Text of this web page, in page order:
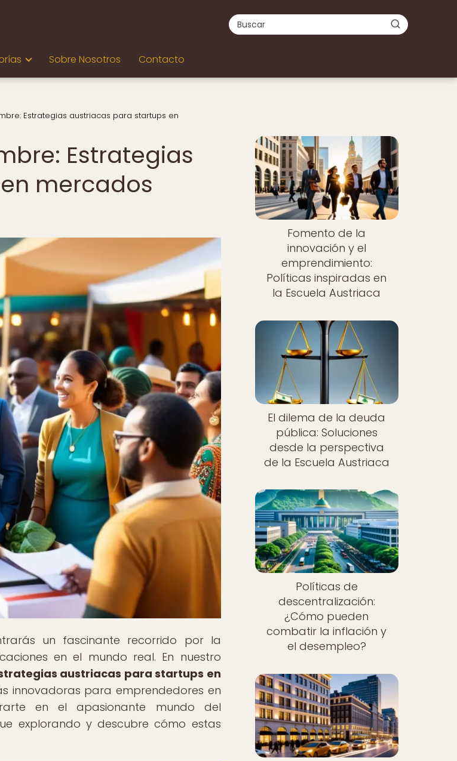
Sobre Nosotros Contacto
Estrategias austriacas para startups en
Estrategias
mercados
un fascinante recorrido por la
en el mundo real. En nuestro
austriacas para startups en
innovadoras para emprendedores en
en el apasionante mundo del
explorando y descubre cómo estas
Fomento de la
innovación y el
emprendimiento:
Políticas inspiradas en
la Escuela Austriaca
El dilema de la deuda
pública: Soluciones
desde la perspectiva
de la Escuela Austriaca
Políticas de
descentralización:
¿Cómo pueden
combatir la inflación y
el desempleo?